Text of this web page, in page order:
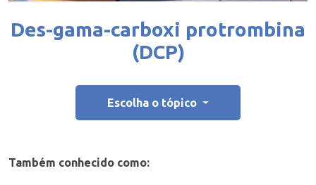
Des-gama-carboxi protrombina
(DCP)
Escolha o tópico
Também conhecido como: